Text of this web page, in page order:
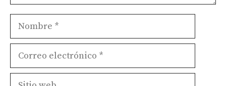
Nombre
Correo
Sitio